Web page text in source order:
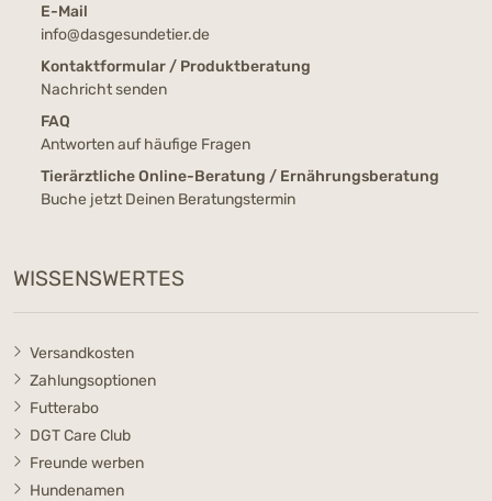
E-Mail
info@dasgesundetier.de
Kontaktformular / Produktberatung
Nachricht senden
FAQ
Antworten auf häufige Fragen
Tierärztliche Online-Beratung / Ernährungsberatung
Buche jetzt Deinen Beratungstermin
WISSENSWERTES
Versandkosten
Zahlungsoptionen
Futterabo
DGT Care Club
Freunde werben
Hundenamen